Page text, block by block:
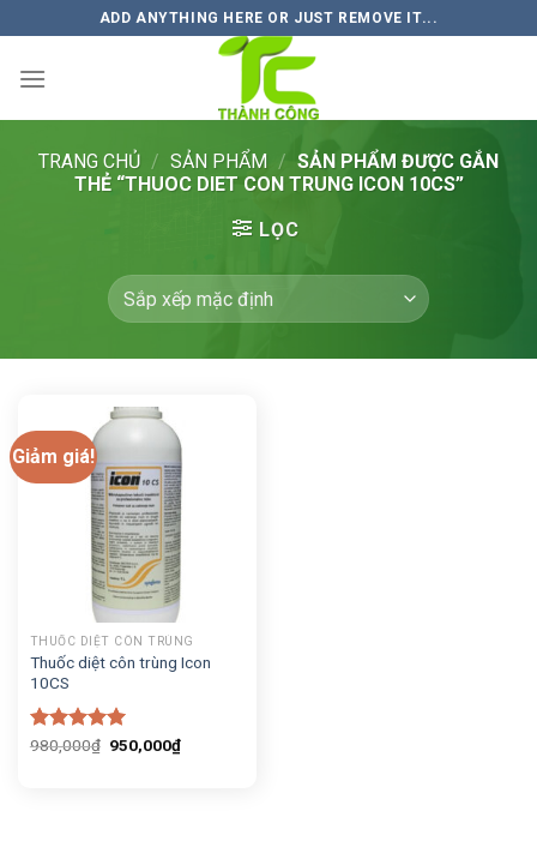
to
content
ADD ANYTHING HERE OR JUST REMOVE IT...
TRANG CHỦ / SẢN PHẨM / SẢN PHẨM ĐƯỢC GẮN
THẺ “THUOC DIET CON TRUNG ICON 10CS”
LỌC
Giảm giá!
THUỐC DIỆT CÔN TRÙNG
Thuốc diệt côn trùng Icon
10CS
Được xếp
980,000₫ Giá
950,000₫Giá
hiện